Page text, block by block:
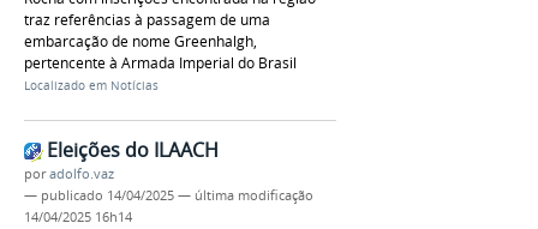
traz referências à passagem de uma
embarcação de nome Greenhalgh,
pertencente à Armada Imperial do Brasil
Localizado em Notícias
Eleições do ILAACH
poradolfo.vaz
— publicado 14/04/2025 — última modificação
14/04/2025 16h14